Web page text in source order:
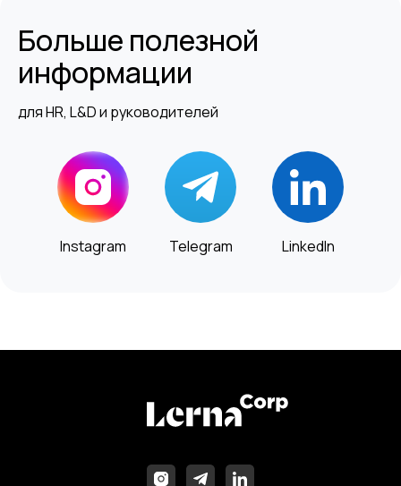
Больше полезной
информации
для HR, L&D и руководителей
Instagram Telegram LinkedIn